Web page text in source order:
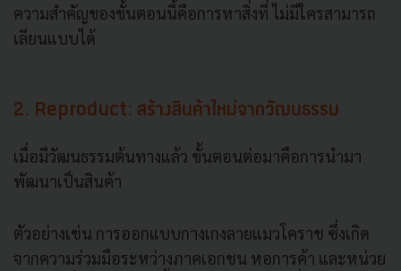
ความสำคัญของขั้นตอนนี้คือการหาสิ่งที่ ไม่มีใครสามารถ
เลียนแบบได้
2. Reproduct: สร้างสินค้าใหม่จากวัฒนธรรม
เมื่อมีวัฒนธรรมต้นทางแล้ว ขั้นตอนต่อมาคือการนำมา
พัฒนาเป็นสินค้า
ตัวอย่างเช่น การออกแบบกางเกงลายแมวโคราช ซึ่งเกิด
จากความร่วมมือระหว่างภาคเอกชน หอการค้า และหน่วย